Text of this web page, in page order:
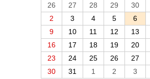
26
27 28 29 30
2
3 4 5 6
9
10 11 12 13
16
17 18 19 20
23
24 25 26 27
30
31 1 2 3